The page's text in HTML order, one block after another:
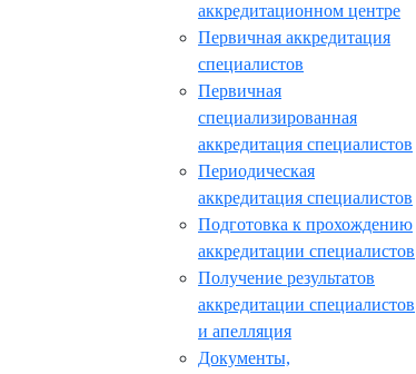
аккредитационном центре
Первичная аккредитация
специалистов
Первичная
специализированная
аккредитация специалистов
Периодическая
аккредитация специалистов
Подготовка к прохождению
аккредитации специалистов
Получение результатов
аккредитации специалистов
и апелляция
Документы,